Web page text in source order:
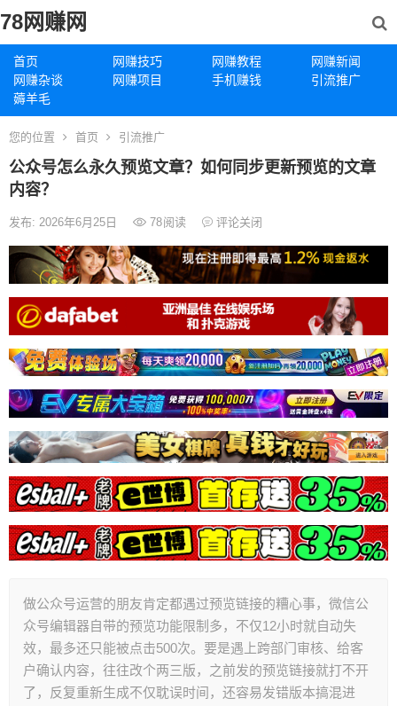
78网赚网
首页 网赚技巧 网赚教程
网赚新闻
网赚杂谈
网赚项目 手机赚钱
引流推广
薅羊毛
您的位置 首页 引流推广
公众号怎么永久预览文章？如何同步更新预览的文章
内容？
发布: 2026年6月25日 78阅读 评论关闭
做公众号运营的朋友肯定都遇过预览链接的糟心事，微信公
众号编辑器自带的预览功能限制多，不仅12小时就自动失
效，最多还只能被点击500次。要是遇上跨部门审核、给客
户确认内容，往往改个两三版，之前发的预览链接就打不开
了，反复重新生成不仅耽误时间，还容易发错版本搞混进